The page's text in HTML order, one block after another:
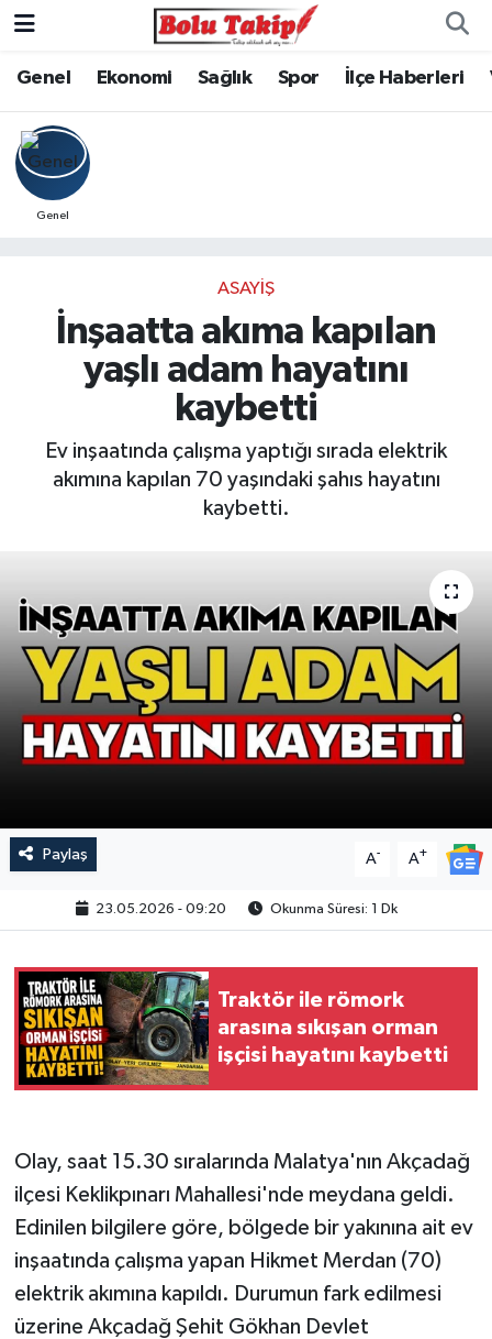
Genel Ekonomi Sağlık Spor İlçe Haberleri
Genel
ASAYIŞ
İnşaatta akıma kapılan
yaşlı adam hayatını
kaybetti
Ev inşaatında çalışma yaptığı sırada elektrik
akımına kapılan 70 yaşındaki şahıs hayatını
kaybetti.
Paylaş A- A+
23.05.2026 - 09:20 Okunma Süresi: 1 Dk
Traktör ile römork
arasına sıkışan orman
işçisi hayatını kaybetti
Olay, saat 15.30 sıralarında Malatya'nın Akçadağ
ilçesi Keklikpınarı Mahallesi'nde meydana geldi.
Edinilen bilgilere göre, bölgede bir yakınına ait ev
inşaatında çalışma yapan Hikmet Merdan (70)
elektrik akımına kapıldı. Durumun fark edilmesi
üzerine Akçadağ Şehit Gökhan Devlet